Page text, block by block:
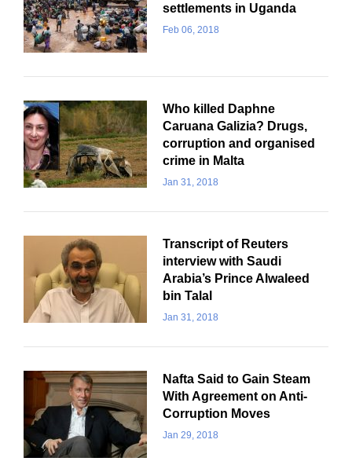
settlements in Uganda
Feb 06, 2018
Who killed Daphne
Caruana Galizia? Drugs,
corruption and organised
crime in Malta
Jan 31, 2018
Transcript of Reuters
interview with Saudi
Arabia’s Prince Alwaleed
bin Talal
Jan 31, 2018
Nafta Said to Gain Steam
With Agreement on Anti-
Corruption Moves
Jan 29, 2018